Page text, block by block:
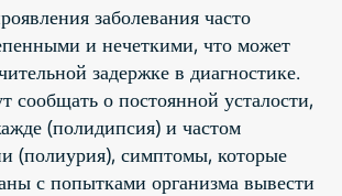
заболевания часто
и нечеткими, что может
задержке в диагностике.
сообщать о постоянной усталости,
(полидипсия) и частом
(полиурия), симптомы, которые
с попытками организма вывести